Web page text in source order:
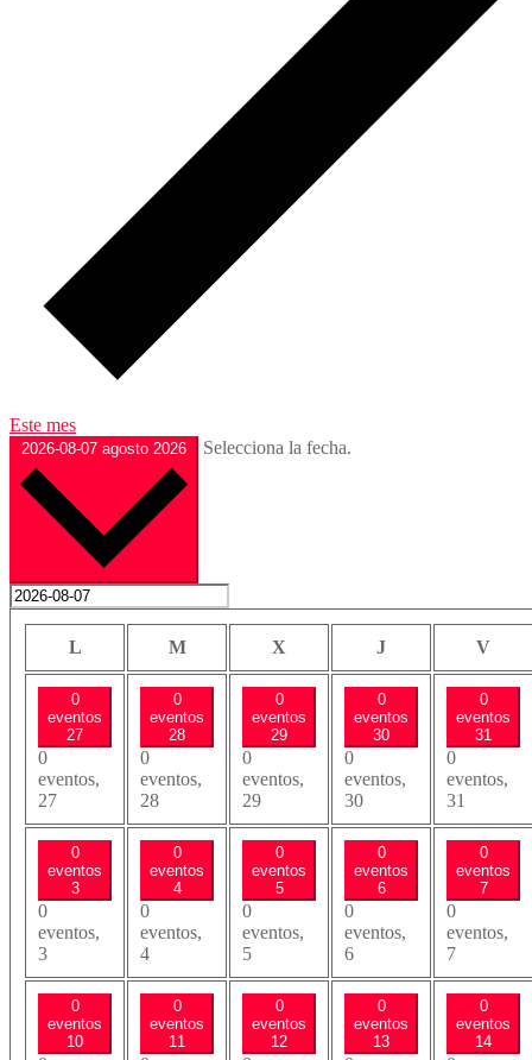
Este mes
2026-08-07 agosto 2026 Selecciona la fecha.
Llunes Mmartes X Jjueves V
0
eventos
27
0
eventos,
27
0
eventos
28
0
eventos,
28
0
eventos
29
0
eventos,
29
0
eventos
30
0
eventos,
30
0
eventos
31
0
eventos,
31
0
eventos
3
0
eventos,
3
0
eventos
4
0
eventos,
4
0
eventos
5
0
eventos,
5
0
eventos
6
0
eventos,
6
0
eventos
7
0
eventos,
7
0
eventos
10
0
eventos
11
0
eventos
12
0
eventos
13
0
eventos
14